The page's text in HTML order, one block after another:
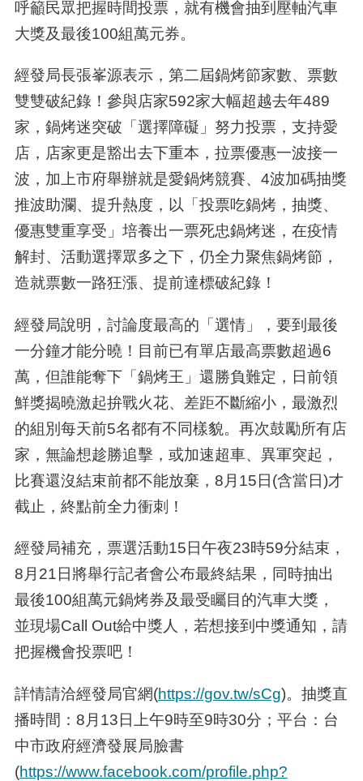
呼籲民眾把握時間投票，就有機會抽到壓軸汽車
大獎及最後100組萬元券。
經發局長張峯源表示，第二屆鍋烤節家數、票數
雙雙破紀錄！參與店家592家大幅超越去年489
家，鍋烤迷突破「選擇障礙」努力投票，支持愛
店，店家更是豁出去下重本，拉票優惠一波接一
波，加上市府舉辦就是愛鍋烤競賽、4波加碼抽獎
推波助瀾、提升熱度，以「投票吃鍋烤，抽獎、
優惠雙重享受」培養出一票死忠鍋烤迷，在疫情
解封、活動選擇眾多之下，仍全力聚焦鍋烤節，
造就票數一路狂漲、提前達標破紀錄！
經發局說明，討論度最高的「選情」，要到最後
一分鐘才能分曉！目前已有單店最高票數超過6
萬，但誰能奪下「鍋烤王」還勝負難定，日前領
鮮獎揭曉激起拚戰火花、差距不斷縮小，最激烈
的組別每天前5名都有不同樣貌。再次鼓勵所有店
家，無論想趁勝追擊，或加速超車、異軍突起，
比賽還沒結束前都不能放棄，8月15日(含當日)才
截止，終點前全力衝刺！
經發局補充，票選活動15日午夜23時59分結束，
8月21日將舉行記者會公布最終結果，同時抽出
最後100組萬元鍋烤券及最受矚目的汽車大獎，
並現場Call Out給中獎人，若想接到中獎通知，請
把握機會投票吧！
詳情請洽經發局官網(https://gov.tw/sCg)。抽獎直
播時間：8月13日上午9時至9時30分；平台：台
中市政府經濟發展局臉書
(https://www.facebook.com/profile.php?